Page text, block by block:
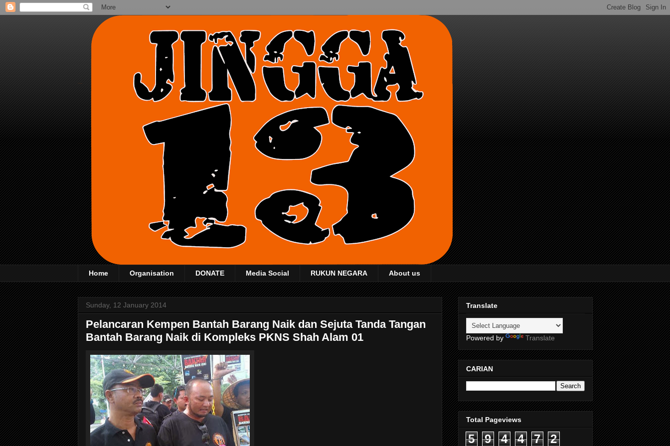
Home Organisation DONATE Media Social RUKUN NEGARA About us
Sunday, 12 January 2014
Pelancaran Kempen Bantah Barang Naik dan Sejuta Tanda Tangan
Bantah Barang Naik di Kompleks PKNS Shah Alam 01
Translate
Powered by Translate
CARIAN
Total Pageviews
5 9 4 4 7 2